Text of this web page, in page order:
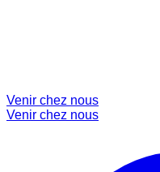
Venir chez nous
Venir chez nous